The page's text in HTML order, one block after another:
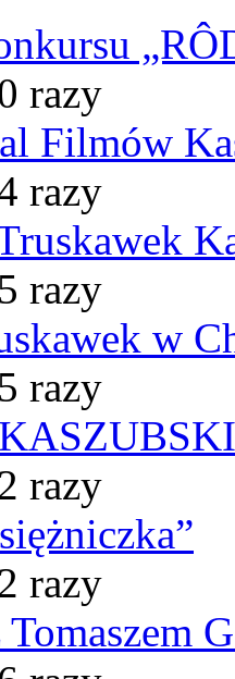
razy
Filmów
razy
razy
w
razy
razy
razy